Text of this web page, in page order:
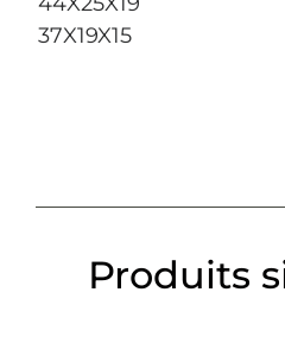
37X19X15
Produits